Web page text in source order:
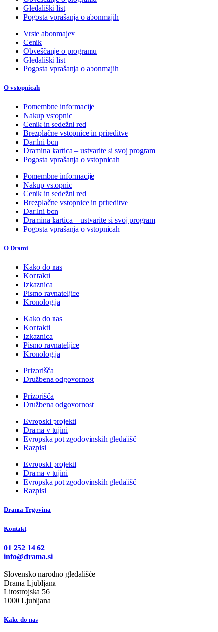
Gledališki list
Pogosta vprašanja o abonmajih
Vrste abonmajev
Cenik
Obveščanje o programu
Gledališki list
Pogosta vprašanja o abonmajih
O vstopnicah
Pomembne informacije
Nakup vstopnic
Cenik in sedežni red
Brezplačne vstopnice in prireditve
Darilni bon
Dramina kartica – ustvarite si svoj program
Pogosta vprašanja o vstopnicah
Pomembne informacije
Nakup vstopnic
Cenik in sedežni red
Brezplačne vstopnice in prireditve
Darilni bon
Dramina kartica – ustvarite si svoj program
Pogosta vprašanja o vstopnicah
O Drami
Kako do nas
Kontakti
Izkaznica
Pismo ravnateljice
Kronologija
Kako do nas
Kontakti
Izkaznica
Pismo ravnateljice
Kronologija
Prizorišča
Družbena odgovornost
Prizorišča
Družbena odgovornost
Evropski projekti
Drama v tujini
Evropska pot zgodovinskih gledališč
Razpisi
Evropski projekti
Drama v tujini
Evropska pot zgodovinskih gledališč
Razpisi
Drama Trgovina
Kontakt
01 252 14 62
info@drama.si
Slovensko narodno gledališče
Drama Ljubljana
Litostrojska 56
1000 Ljubljana
Kako do nas